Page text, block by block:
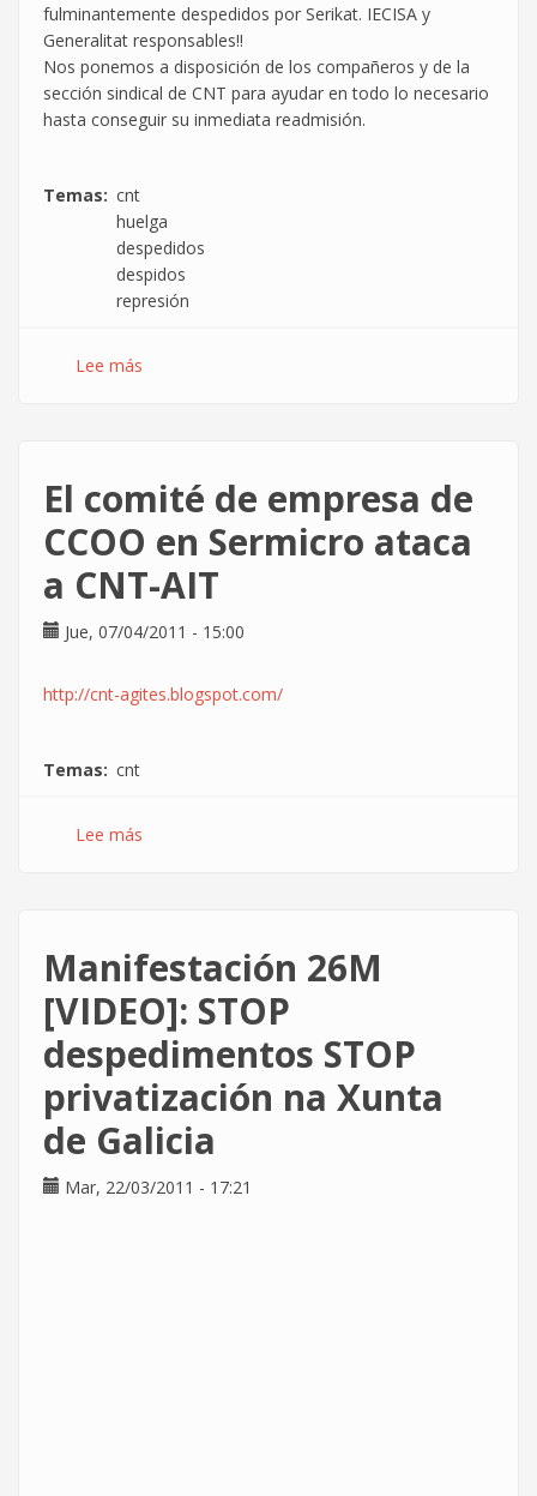
fulminantemente despedidos por Serikat. IECISA y
Generalitat responsables!!
Nos ponemos a disposición de los compañeros y de la
sección sindical de CNT para ayudar en todo lo necesario
hasta conseguir su inmediata readmisión.
Temas
cnt
huelga
despedidos
despidos
represión
Lee más
despedidos
la
empresa
El comité de empresa de
CCOO en Sermicro ataca
a CNT-AIT
Jue, 07/04/2011 - 15:00
http://cnt-agites.blogspot.com/
Temas cnt
Lee más
de
CCOO
en
Sermicro
ataca
a
CNT-
AIT
Manifestación 26M
[VIDEO]: STOP
despedimentos STOP
privatización na Xunta
de Galicia
Mar, 22/03/2011 - 17:21